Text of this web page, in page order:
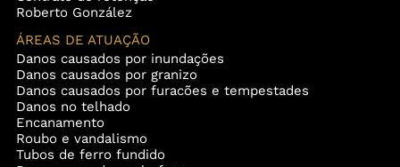
Roberto González
ÁREAS DE ATUAÇÃO
Danos causados por inundações
Danos causados por granizo
Danos causados por furacões e tempestades
Danos no telhado
Encanamento
Roubo e vandalismo
Tubos de ferro fundido